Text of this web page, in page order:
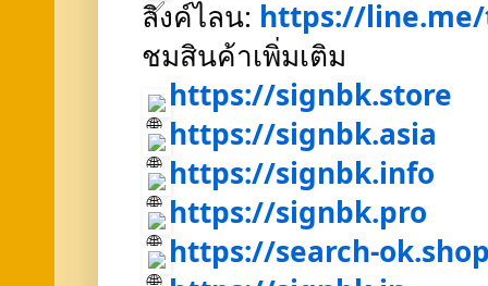
ลิงค์ไลน: https://
ชมสินค้าเพิ่มเติม
https://signbk.store
https://signbk.asia
https://signbk.info
https://signbk.pro
https://search-